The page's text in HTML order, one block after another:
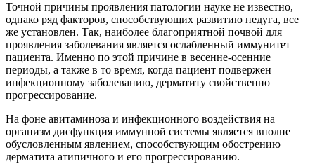
Точной причины проявления патологии науке не известно,
однако ряд факторов, способствующих развитию недуга, все
же установлен. Так, наиболее благоприятной почвой для
проявления заболевания является ослабленный иммунитет
пациента. Именно по этой причине в весенне-осенние
периоды, а также в то время, когда пациент подвержен
инфекционному заболеванию, дерматиту свойственно
прогрессирование.
На фоне авитаминоза и инфекционного воздействия на
организм дисфункция иммунной системы является вполне
обусловленным явлением, способствующим обострению
дерматита атипичного и его прогрессированию.